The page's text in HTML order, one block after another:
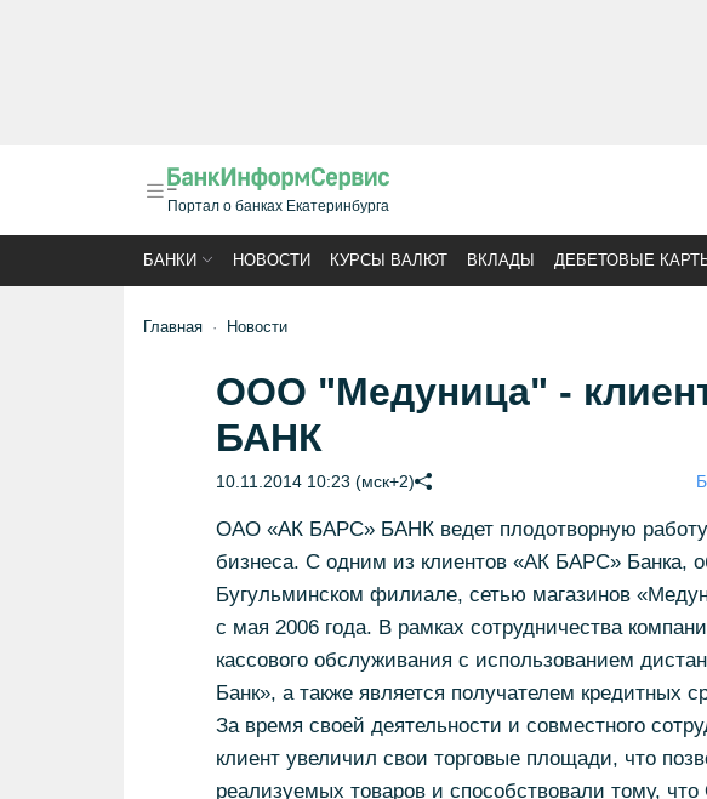
Портал о банках Екатеринбурга
БАНКИ НОВОСТИ КУРСЫ ВАЛЮТ ВКЛАДЫ ДЕБЕТОВЫЕ
Главная Новости
ООО "Медуница" -
БАНК
10.11.2014 10:23 (мск+2)
ОАО «АК БАРС» БАНК ведет плодотворную работу
бизнеса. С одним из клиентов «АК БАРС» Банка,
Бугульминском филиале, сетью магазинов
с мая 2006 года. В рамках сотрудничества
кассового обслуживания с использованием
Банк», а также является получателем кредитных
За время своей деятельности и совместного
клиент увеличил свои торговые площади, что
реализуемых товаров и способствовали тому,